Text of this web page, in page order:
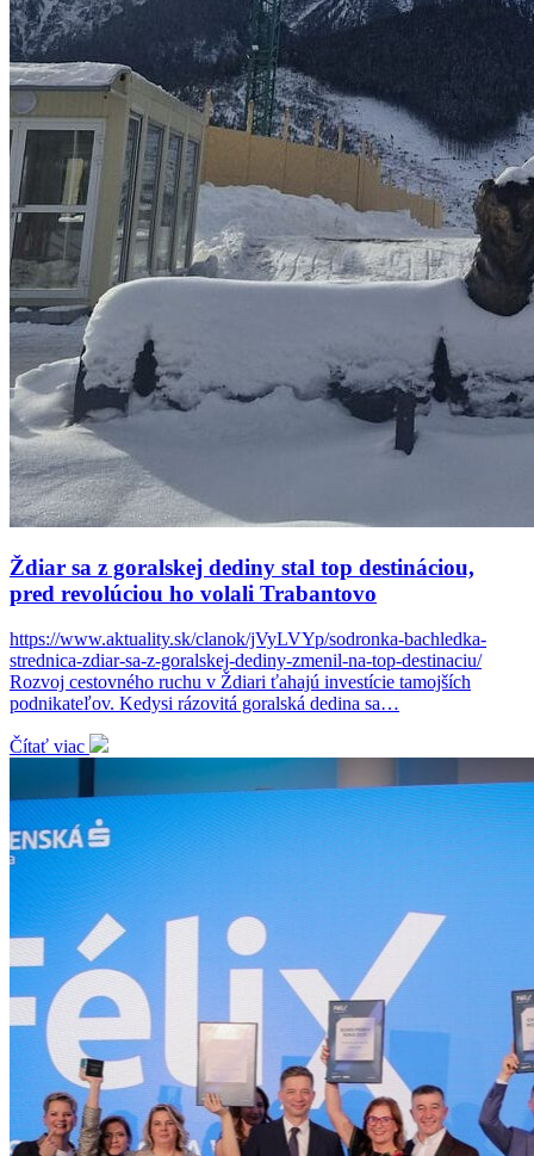
Ždiar sa z goralskej dediny stal top destináciou,
pred revolúciou ho volali Trabantovo
https://www.aktuality.sk/clanok/jVyLVYp/sodronka-bachledka-
strednica-zdiar-sa-z-goralskej-dediny-zmenil-na-top-destinaciu/
Rozvoj cestovného ruchu v Ždiari ťahajú investície tamojších
podnikateľov. Kedysi rázovitá goralská dedina sa…
Čítať viac